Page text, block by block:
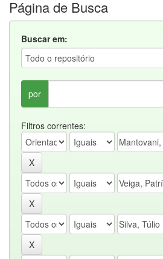
Página de Busca
Buscar em:
por
Filtros correntes: